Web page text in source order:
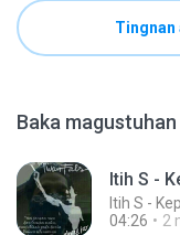
Tingnan
Baka
Itih S -
Itih S -
04:26
2